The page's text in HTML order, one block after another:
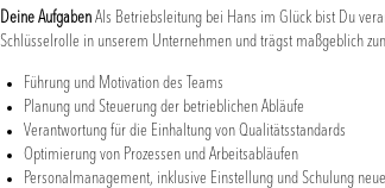
Deine Aufgaben Als Betriebsleitung bei Hans im Glück bist Du
Schlüsselrolle in unserem Unternehmen und trägst maßgeblich
Führung und Motivation des Teams
Planung und Steuerung der betrieblichen Abläufe
Verantwortung für die Einhaltung von Qualitätsstandards
Optimierung von Prozessen und Arbeitsabläufen
Personalmanagement, inklusive Einstellung und Schulung